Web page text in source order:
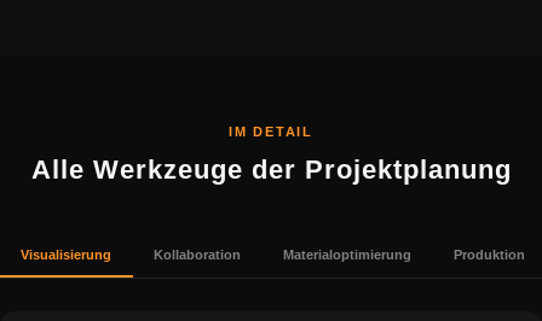
IM DETAIL
Alle Werkzeuge der Projektplanung
Visualisierung Kollaboration Materialoptimierung Produktion